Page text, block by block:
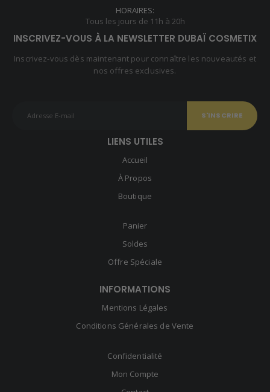
HORAIRES:
Tous les jours de 11h à 20h
INSCRIVEZ-VOUS À LA NEWSLETTER DUBAÏ COSMETIX
Inscrivez-vous dès maintenant pour connaître les nouveautés et
nos offres exclusives.
LIENS UTILES
Accueil
À Propos
Boutique
Panier
Soldes
Offre Spéciale
INFORMATIONS
Mentions Légales
Conditions Générales de Vente
Confidentialité
Mon Compte